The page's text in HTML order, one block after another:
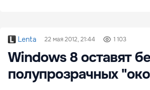
Lenta 22 мая 2012, 21:44 1 103
Windows 8 оставят
полупрозрачных